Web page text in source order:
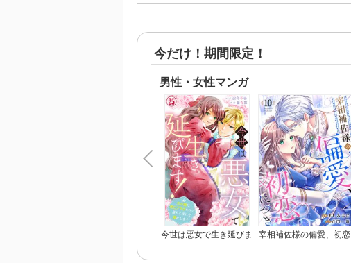
今だけ！期間限定！
男性・女性マンガ
今世は悪女で生き延びま
宰相補佐様の偏愛、初恋